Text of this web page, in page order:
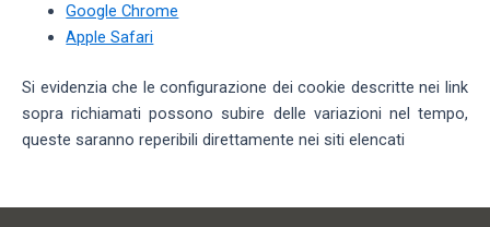
Google Chrome
Apple Safari
Si evidenzia che le configurazione dei cookie descritte nei link
sopra richiamati possono subire delle variazioni nel tempo,
queste saranno reperibili direttamente nei siti elencati